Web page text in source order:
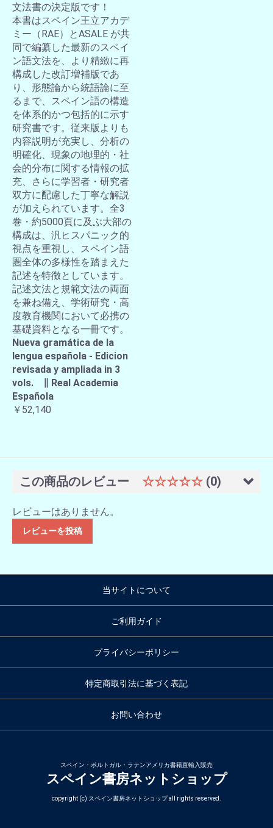
文法書の決定版です！
本書はスペイン王立アカデ
ミー（RAE）とASALE が共
同で編纂した最新のスペイ
ン語文法を、より精緻に再
構成した改訂増補版であ
り、形態論から統語論に至
るまで、スペイン語の構造
を体系的かつ包括的に示す
研究書です。従来版よりも
内容説明が充実し、分析の
明確化、現象の地理的・社
会的分布に関する情報の拡
充、さらに学習者・研究者
双方に配慮した丁寧な解説
が加えられています。全3
巻・約5000頁に及ぶ大部の
構成は、汎ヒスパニック的
視点を重視し、スペイン語
圏全体の多様性を踏まえた
記述を特徴としています。
記述文法と規範文法の両面
を兼ね備え、学術研究・高
度教育機関において必携の
基礎資料となる一冊です。
Nueva gramática de la
lengua española - Edicion
revisada y ampliada in 3
vols. ∥ Real Academia
Española
￥52,140
この商品のレビュー ☆☆☆☆☆ (0)
レビューはありません。
レビューを投稿
当サイトについて
ご利用ガイド
プライバシーポリシー
特定商取引法に基づく表記
お問い合わせ
スペイン・ポルトガル・ラテンアメリカ書籍直輸入販売
スペイン書房ネットショップ
copyright (c) スペイン書房ネットショップ all rights reserved.